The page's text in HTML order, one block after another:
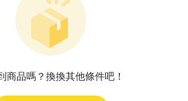
商品嗎？換換其他條件吧！